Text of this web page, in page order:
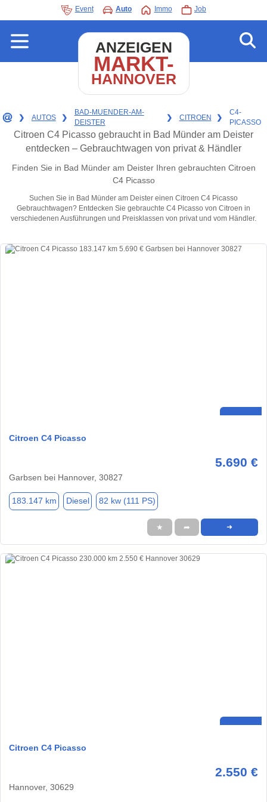
Event Auto Immo Job
ANZEIGEN
MARKT-
HANNOVER
❯ AUTOS ❯
BAD-MUENDER-AM-
DEISTER
❯ CITROEN ❯
C4-
PICASSO
Citroen C4 Picasso gebraucht in Bad Münder am Deister
entdecken – Gebrauchtwagen von privat & Händler
Finden Sie in Bad Münder am Deister Ihren gebrauchten Citroen
C4 Picasso
Suchen Sie in Bad Münder am Deister einen Citroen C4 Picasso
Gebrauchtwagen? Entdecken Sie gebrauchte C4 Picasso von Citroen in
verschiedenen Ausführungen und Preisklassen von privat und vom Händler.
Citroen C4 Picasso
5.690 €
Garbsen bei Hannover, 30827
183.147 km Diesel 82 kw (111 PS)
★ ➦ ➜
Citroen C4 Picasso
2.550 €
Hannover, 30629